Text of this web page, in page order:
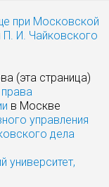
при Московской
П. И. Чайковского
(эта страница)
в Москве
управления
дела
университет,